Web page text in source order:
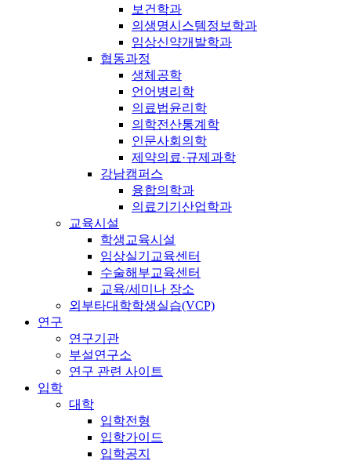
보건학과
의생명시스템정보학과
임상신약개발학과
협동과정
생체공학
언어병리학
의료법윤리학
의학전산통계학
인문사회의학
제약의료·규제과학
강남캠퍼스
융합의학과
의료기기산업학과
교육시설
학생교육시설
임상실기교육센터
수술해부교육센터
교육/세미나 장소
외부타대학학생실습(VCP)
연구
연구기관
부설연구소
연구 관련 사이트
입학
대학
입학전형
입학가이드
입학공지